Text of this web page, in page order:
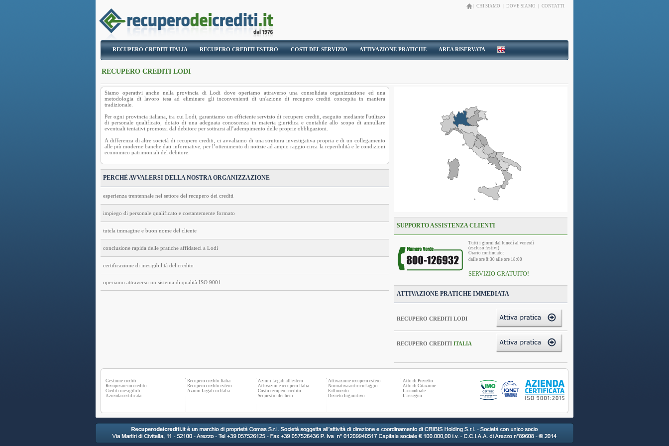
CHI SIAMO DOVE SIAMO CONTATTI
RECUPERO CREDITI ITALIA RECUPERO CREDITI ESTERO COSTI DEL SERVIZIO ATTIVAZIONE PRATICHE AREA RISERVATA
RECUPERO CREDITI LODI
SUPPORTO ASSISTENZA CLIENTI
Tutti i giorni dal lunedì al venerdì
(escluso festivi)
Orario continuato:
dalle ore 8:30 alle ore 18:00
SERVIZIO GRATUITO!
ATTIVAZIONE PRATICHE IMMEDIATA
RECUPERO CREDITI LODI
RECUPERO CREDITI ITALIA
Siamo operativi anche nella provincia di Lodi dove operiamo attraverso una consolidata organizzazione ed una
metodologia di lavoro tesa ad eliminare gli inconvenienti di un'azione di recupero crediti
concepita in maniera
tradizionale.
Per ogni provincia italiana, tra cui Lodi, garantiamo un efficiente servizio di recupero crediti, eseguito mediante l'utilizzo
di personale qualificato, dotato di una adeguata conoscenza in materia giuridica e contabile allo scopo di annullare
eventuali tentativi promossi dal debitore per sottrarsi all’adempimento delle proprie obbligazioni.
A differenza di altre società di recupero crediti, ci avvaliamo di una struttura investigativa propria e di un collegamento
alle più moderne banche dati informative, per l’ottenimento di notizie ad ampio raggio circa la reperibilità e le condizioni
economico patrimoniali del debitore.
PERCHÈ AVVALERSI DELLA NOSTRA ORGANIZZAZIONE
esperienza trentennale nel settore del recupero dei crediti
impiego di personale qualificato e costantemente formato
tutela immagine e buon nome del cliente
conclusione rapida delle pratiche affidateci a Lodi
certificazione di inesigibilità del credito
operiamo attraverso un sistema di qualità ISO 9001
Gestione crediti
Recuperare un credito
Crediti inesigibili
Azienda certificata
Recupero credito Italia
Recupero credito estero
Azioni Legali in Italia
Azioni Legali all'estero
Attivazione recupero Italia
Costo recupero credito
Sequestro dei beni
Attivazione recupero estero
Normativa antiriciclaggio
Fallimento
Decreto Ingiuntivo
Atto di Precetto
Atto di Citazione
La cambiale
L'assegno